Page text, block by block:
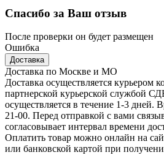
Спасибо за Ваш отзыв
После проверки он будет размещен
Ошибка
Доставка
Доставка по Москве и МО
Доставка осуществляется курьером
партнерской курьерской службой
осуществляется в течение 1-3 дней.
21-00. Перед отправкой с вами
согласовывает интервал времени
Оплатить товар можно онлайн на
или банковской картой при